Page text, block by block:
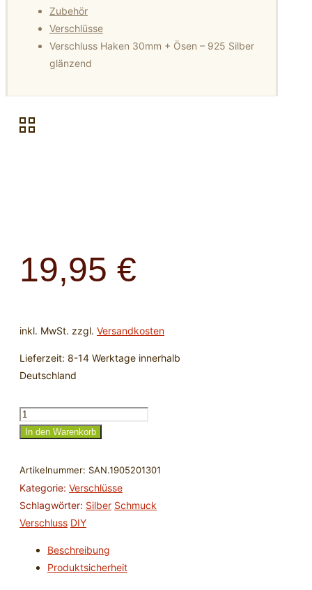
Zubehör
Verschlüsse
Verschluss Haken 30mm + Ösen – 925 Silber
glänzend
19,95 €
inkl. MwSt. zzgl. Versandkosten
Lieferzeit: 8-14 Werktage innerhalb
Deutschland
Verschluss
Haken
+
Ösen
-
925
glänzend
Menge
In den Warenkorb
Artikelnummer: SAN.1905201301
Kategorie: Verschlüsse
Schlagwörter: Silber Schmuck
Verschluss DIY
Beschreibung
Produktsicherheit